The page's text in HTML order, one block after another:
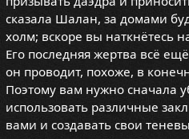
сказала Шалан, за домами
холм; вскоре вы наткнётесь
Его последняя жертва всё
он проводит, похоже, в
Поэтому вам нужно сначала
использовать различные
вами и создавать свои